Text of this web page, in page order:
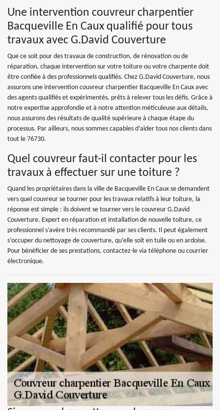
Une intervention couvreur charpentier
Bacqueville En Caux qualifié pour tous
travaux avec G.David Couverture
Que ce soit pour des travaux de construction, de rénovation ou de
réparation, chaque intervention sur votre toiture ou votre charpente doit
être confiée à des professionnels qualifiés. Chez G.David Couverture, nous
assurons une intervention couvreur charpentier Bacqueville En Caux avec
des agents qualifiés et expérimentés, prêts à relever tous les défis. Grâce à
notre expertise approfondie et à notre attention méticuleuse aux détails,
nous assurons des résultats de qualité supérieure à chaque étape du
processus. Par ailleurs, nous sommes capables d’aider tous nos clients dans
tout le 76730.
Quel couvreur faut-il contacter pour les
travaux à effectuer sur une toiture ?
Quand les propriétaires dans la ville de Bacqueville En Caux se demandent
vers quel couvreur se tourner pour les travaux relatifs à leur toiture, la
réponse est simple : ils doivent se tourner vers le couvreur G.David
Couverture. Expert en réparation et installation de nouvelle toiture, ce
professionnel s’avère très recommandé par ses clients. Il peut également
s’occuper du nettoyage de couverture, qu’elle soit en tuile ou en ardoise.
Pour bénéficier de ses prestations, contactez-le via téléphone ou courrier
électronique.